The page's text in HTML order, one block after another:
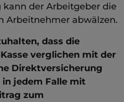
der Arbeitgeber die
Arbeitnehmer abwälzen.
dass die
verglichen mit der
Direktversicherung
in jedem Falle mit
zum